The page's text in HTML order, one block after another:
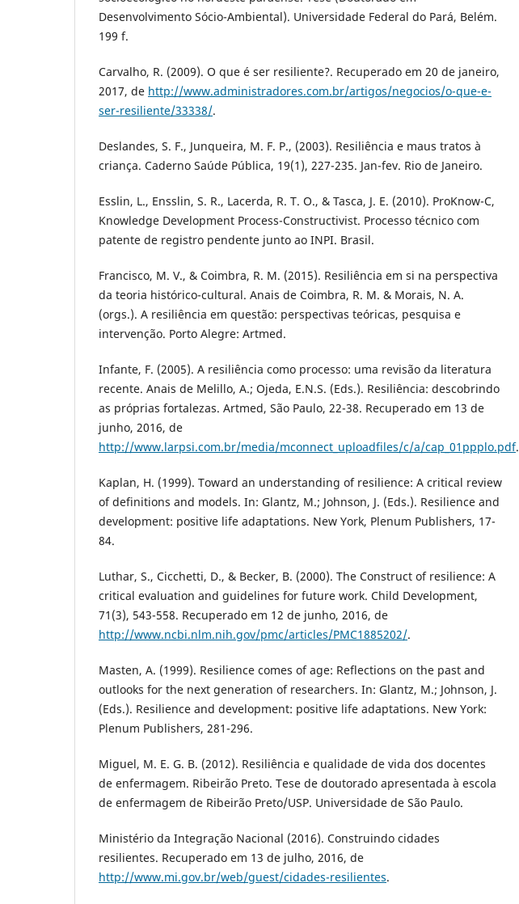
Desenvolvimento Sócio-Ambiental). Universidade Federal do Pará, Belém.
199 f.
Carvalho, R. (2009). O que é ser resiliente?. Recuperado em 20 de janeiro,
2017, de http://www.administradores.com.br/artigos/negocios/o-que-e-
ser-resiliente/33338/.
Deslandes, S. F., Junqueira, M. F. P., (2003). Resiliência e maus tratos à
criança. Caderno Saúde Pública, 19(1), 227-235. Jan-fev. Rio de Janeiro.
Esslin, L., Ensslin, S. R., Lacerda, R. T. O., & Tasca, J. E. (2010). ProKnow-C,
Knowledge Development Process-Constructivist. Processo técnico com
patente de registro pendente junto ao INPI. Brasil.
Francisco, M. V., & Coimbra, R. M. (2015). Resiliência em si na perspectiva
da teoria histórico-cultural. Anais de Coimbra, R. M. & Morais, N. A.
(orgs.). A resiliência em questão: perspectivas teóricas, pesquisa e
intervenção. Porto Alegre: Artmed.
Infante, F. (2005). A resiliência como processo: uma revisão da literatura
recente. Anais de Melillo, A.; Ojeda, E.N.S. (Eds.). Resiliência: descobrindo
as próprias fortalezas. Artmed, São Paulo, 22-38. Recuperado em 13 de
junho, 2016, de
http://www.larpsi.com.br/media/mconnect_uploadfiles/c/a/cap_01ppplo.pdf.
Kaplan, H. (1999). Toward an understanding of resilience: A critical review
of definitions and models. In: Glantz, M.; Johnson, J. (Eds.). Resilience and
development: positive life adaptations. New York, Plenum Publishers, 17-
84.
Luthar, S., Cicchetti, D., & Becker, B. (2000). The Construct of resilience: A
critical evaluation and guidelines for future work. Child Development,
71(3), 543-558. Recuperado em 12 de junho, 2016, de
http://www.ncbi.nlm.nih.gov/pmc/articles/PMC1885202/.
Masten, A. (1999). Resilience comes of age: Reflections on the past and
outlooks for the next generation of researchers. In: Glantz, M.; Johnson, J.
(Eds.). Resilience and development: positive life adaptations. New York:
Plenum Publishers, 281-296.
Miguel, M. E. G. B. (2012). Resiliência e qualidade de vida dos docentes
de enfermagem. Ribeirão Preto. Tese de doutorado apresentada à escola
de enfermagem de Ribeirão Preto/USP. Universidade de São Paulo.
Ministério da Integração Nacional (2016). Construindo cidades
resilientes. Recuperado em 13 de julho, 2016, de
http://www.mi.gov.br/web/guest/cidades-resilientes.